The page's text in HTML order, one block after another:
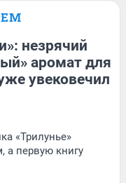
незрячий
аромат для
увековечил
«Трилунье»
а первую книгу